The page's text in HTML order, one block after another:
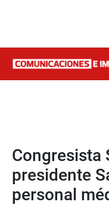
Congresista
presidente
personal